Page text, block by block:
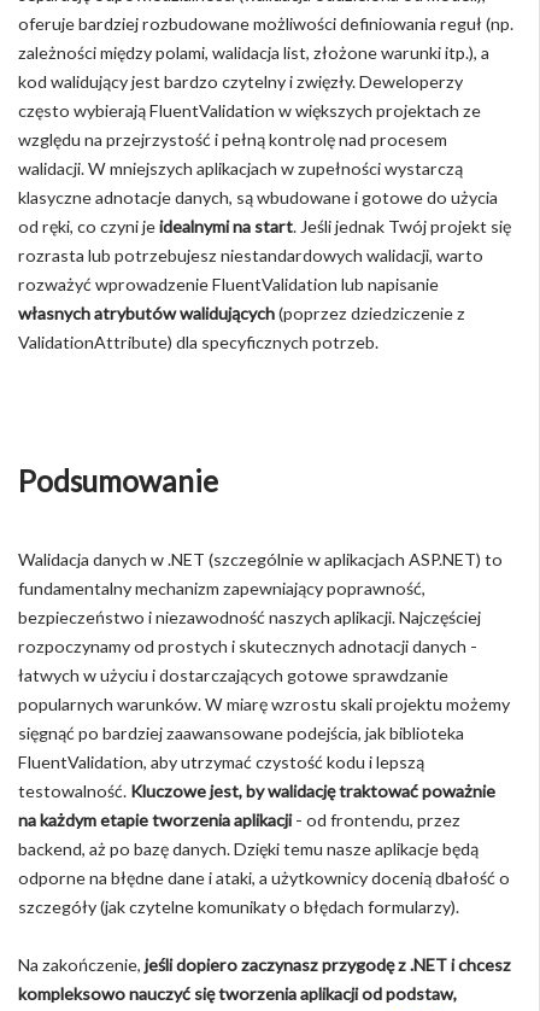
oferuje bardziej rozbudowane możliwości definiowania reguł (np.
zależności między polami, walidacja list, złożone warunki itp.), a
kod walidujący jest bardzo czytelny i zwięzły. Deweloperzy
często wybierają FluentValidation w większych projektach ze
względu na przejrzystość i pełną kontrolę nad procesem
walidacji. W mniejszych aplikacjach w zupełności wystarczą
klasyczne adnotacje danych, są wbudowane i gotowe do użycia
od ręki, co czyni jeidealnymi na start. Jeśli jednak Twój projekt się
rozrasta lub potrzebujesz niestandardowych walidacji, warto
rozważyć wprowadzenie FluentValidation lub napisanie
własnych atrybutów walidujących(poprzez dziedziczenie z
ValidationAttribute) dla specyficznych potrzeb.
Podsumowanie
Walidacja danych w .NET (szczególnie w aplikacjach ASP.NET) to
fundamentalny mechanizm zapewniający poprawność,
bezpieczeństwo i niezawodność naszych aplikacji. Najczęściej
rozpoczynamy od prostych i skutecznych adnotacji danych -
łatwych w użyciu i dostarczających gotowe sprawdzanie
popularnych warunków. W miarę wzrostu skali projektu możemy
sięgnąć po bardziej zaawansowane podejścia, jak biblioteka
FluentValidation, aby utrzymać czystość kodu i lepszą
testowalność. Kluczowe jest, by walidację traktować poważnie
na każdym etapie tworzenia aplikacji- od frontendu, przez
backend, aż po bazę danych. Dzięki temu nasze aplikacje będą
odporne na błędne dane i ataki, a użytkownicy docenią dbałość o
szczegóły (jak czytelne komunikaty o błędach formularzy).
Na zakończenie, jeśli dopiero zaczynasz przygodę z .NET i chcesz
kompleksowo nauczyć się tworzenia aplikacji od podstaw,